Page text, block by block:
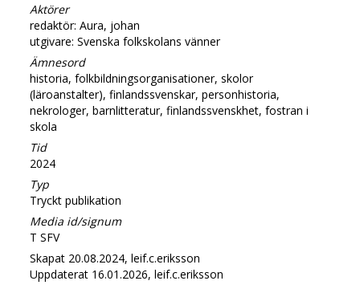
Aktörer
redaktör: Aura, johan
utgivare: Svenska folkskolans vänner
Ämnesord
historia, folkbildningsorganisationer, skolor
(läroanstalter), finlandssvenskar, personhistoria,
nekrologer, barnlitteratur, finlandssvenskhet, fostran i
skola
Tid
2024
Typ
Tryckt publikation
Media id/signum
T SFV
Skapat 20.08.2024, leif.c.eriksson
Uppdaterat 16.01.2026, leif.c.eriksson